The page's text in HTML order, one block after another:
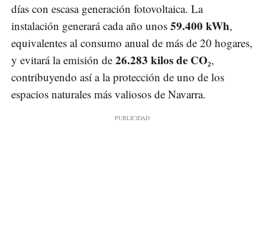
días con escasa generación fotovoltaica. La
instalación generará cada año unos 59.400 kWh,
equivalentes al consumo anual de más de 20 hogares,
y evitará la emisión de 26.283 kilos de CO₂,
contribuyendo así a la protección de uno de los
espacios naturales más valiosos de Navarra.